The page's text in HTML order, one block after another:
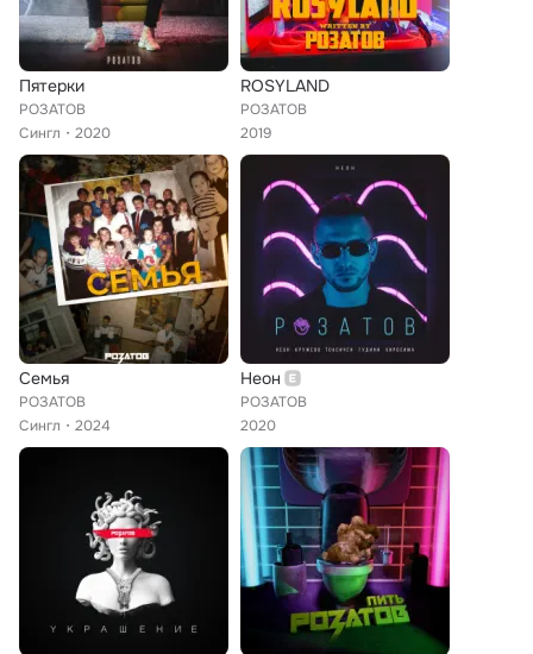
Пятерки
РОЗАТОВ
Сингл
2020
ROSYLAND
РОЗАТОВ
2019
Семья
РОЗАТОВ
Сингл
2024
Неон
РОЗАТОВ
2020